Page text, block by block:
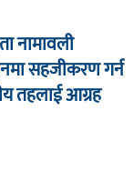
नामावली
सहजीकरण गर्न
तहलाई आग्रह